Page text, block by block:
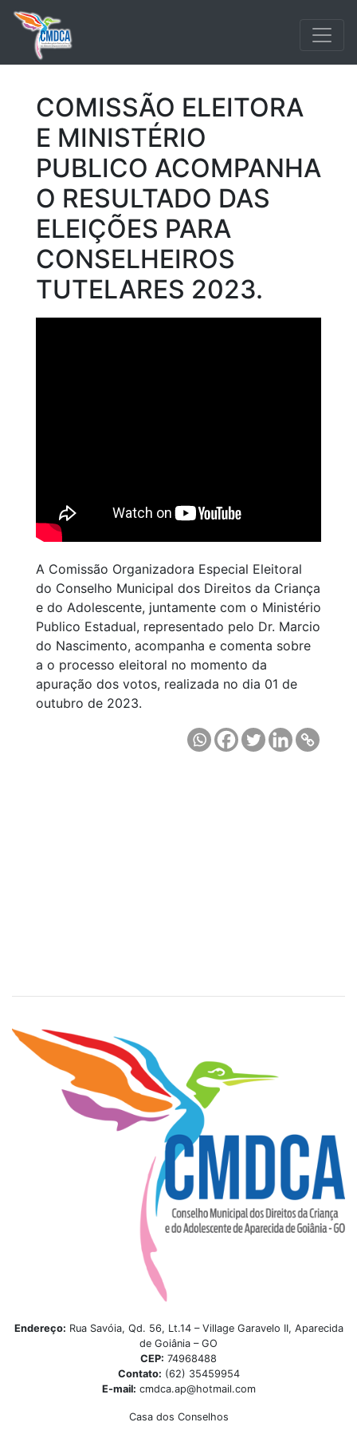
COMISSÃO ELEITORA
E MINISTÉRIO
PUBLICO ACOMPANHA
O RESULTADO DAS
ELEIÇÕES PARA
CONSELHEIROS
TUTELARES 2023.
A Comissão Organizadora Especial Eleitoral
do Conselho Municipal dos Direitos da Criança
e do Adolescente, juntamente com o Ministério
Publico Estadual, representado pelo Dr. Marcio
do Nascimento, acompanha e comenta sobre
a o processo eleitoral no momento da
apuração dos votos, realizada no dia 01 de
outubro de 2023.
Endereço: Rua Savóia, Qd. 56, Lt.14 – Village Garavelo II, Aparecida
de Goiânia – GO
CEP: 74968488
Contato: (62) 35459954
E-mail: cmdca.ap@hotmail.com
Casa dos Conselhos